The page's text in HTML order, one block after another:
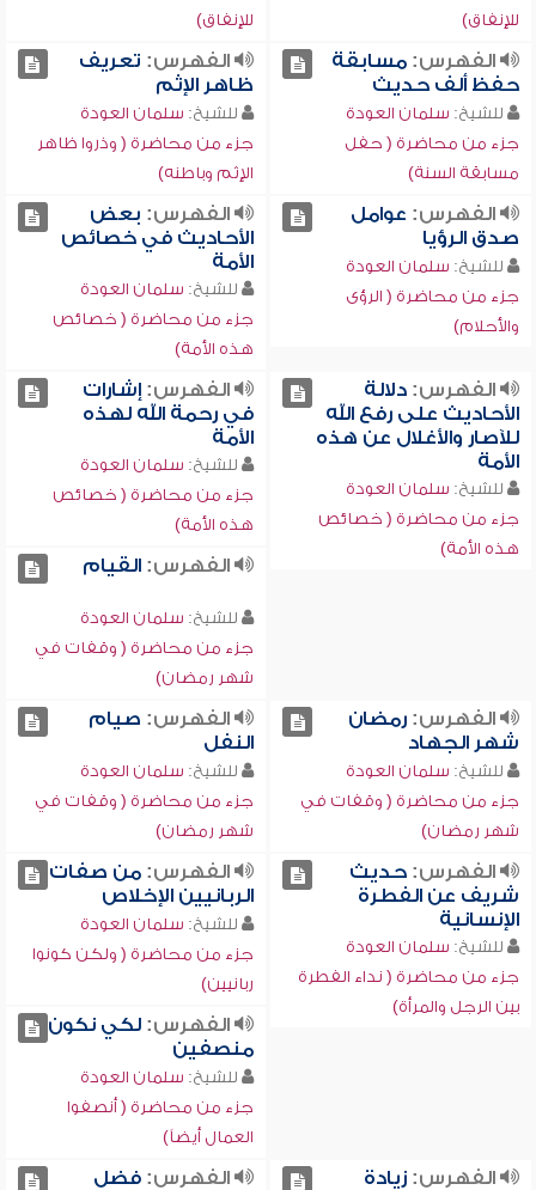
للإنفاق)
للإنفاق)
الفهرس:مسابقة
حفظ ألف حديث
للشيخ: سلمان العودة
جزء من محاضرة ( حفل
مسابقة السنة)
الفهرس: تعريف
ظاهر الإثم
للشيخ: سلمان العودة
جزء من محاضرة ( وذروا ظاهر
الإثم وباطنه)
الفهرس: عوامل
صدق الرؤيا
للشيخ: سلمان العودة
جزء من محاضرة ( الرؤى
والأحلام)
الفهرس: بعض
الأحاديث في خصائص
الأمة
للشيخ: سلمان العودة
جزء من محاضرة ( خصائص
هذه الأمة)
الفهرس:دلالة
الأحاديث على رفع الله
للآصار والأغلال عن هذه
الأمة
للشيخ: سلمان العودة
جزء من محاضرة ( خصائص
هذه الأمة)
الفهرس:إشارات
في رحمة الله لهذه
الأمة
للشيخ: سلمان العودة
جزء من محاضرة ( خصائص
هذه الأمة)
الفهرس:القيام
للشيخ: سلمان العودة
جزء من محاضرة ( وقفات في
شهر رمضان)
الفهرس:رمضان
شهر الجهاد
للشيخ: سلمان العودة
جزء من محاضرة ( وقفات في
شهر رمضان)
الفهرس: صيام
النفل
للشيخ: سلمان العودة
جزء من محاضرة ( وقفات في
شهر رمضان)
الفهرس:حديث
شريف عن الفطرة
الإنسانية
للشيخ: سلمان العودة
جزء من محاضرة ( نداء الفطرة
بين الرجل والمرأة)
الفهرس:من صفات
الربانيين الإخلاص
للشيخ: سلمان العودة
جزء من محاضرة ( ولكن كونوا
ربانيين)
الفهرس:لكي نكون
منصفين
للشيخ: سلمان العودة
جزء من محاضرة ( أنصفوا
العمال أيضاً)
الفهرس:زيادة
الفهرس:فضل